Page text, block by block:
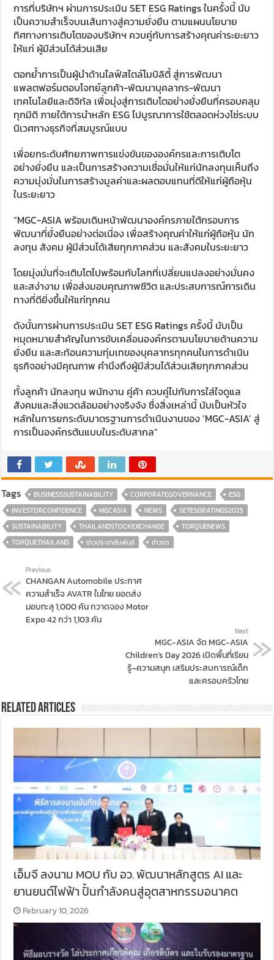
การที่บริษัทฯ ผ่านการประเมิน SET ESG Ratings ในครั้งนี้ นับ
เป็นความสำเร็จบนเส้นทางสู่ความยั่งยืน ตามแผนนโยบาย
ทิศทางการเติบโตของบริษัทฯ ควบคู่กับการสร้างคุณค่าระยะยาว
ให้แก่ ผู้มีส่วนได้ส่วนเสีย
ตอกย้ำการเป็นผู้นำด้านไลฟ์สไตล์โมบิลิตี้ สู่การพัฒนา
แพลตฟอร์มตอบโจทย์ลูกค้า-พัฒนาบุคลากร-พัฒนา
เทคโนโลยีและดิจิทัล เพื่อมุ่งสู่การเติบโตอย่างยั่งยืนที่ครอบคลุม
ทุกมิติ ภายใต้การนำหลัก ESG ไปบูรณาการใช้ตลอดห่วงโซ่ระบบ
นิเวศทางธุรกิจที่สมบูรณ์แบบ
เพื่อยกระดับศักยภาพการแข่งขันขององค์กรและการเติบโต
อย่างยั่งยืน และเป็นการสร้างความเชื่อมั่นให้แก่นักลงทุนเห็นถึง
ความมุ่งมั่นในการสร้างมูลค่าและผลตอบแทนที่ดีให้แก่ผู้ถือหุ้น
ในระยะยาว
“MGC-ASIA พร้อมเดินหน้าพัฒนาองค์กรภายใต้กรอบการ
พัฒนาที่ยั่งยืนอย่างต่อเนื่อง เพื่อสร้างคุณค่าให้แก่ผู้ถือหุ้น นัก
ลงทุน สังคม ผู้มีส่วนได้เสียทุกภาคส่วน และสังคมในระยะยาว
โดยมุ่งมั่นที่จะเติบโตไปพร้อมกับโลกที่เปลี่ยนแปลงอย่างมั่นคง
และสง่างาม เพื่อส่งมอบคุณภาพชีวิต และประสบการณ์การเดิน
ทางที่ดียิ่งขึ้นให้แก่ทุกคน
ดังนั้นการผ่านการประเมิน SET ESG Ratings ครั้งนี้ นับเป็น
หมุดหมายสำคัญในการขับเคลื่อนองค์กรตามนโยบายด้านความ
ยั่งยืน และสะท้อนความทุ่มเทของบุคลากรทุกคนในการดำเนิน
ธุรกิจอย่างมีคุณภาพ คำนึงถึงผู้มีส่วนได้ส่วนเสียทุกภาคส่วน
ทั้งลูกค้า นักลงทุน พนักงาน คู่ค้า ควบคู่ไปกับการใส่ใจดูแล
สังคมและสิ่งแวดล้อมอย่างจริงจัง ซึ่งสิ่งเหล่านี้ นับเป็นหัวใจ
หลักในการยกระดับมาตรฐานการดำเนินงานของ ‘MGC-ASIA’ สู่
การเป็นองค์กรต้นแบบในระดับสากล”
Tags BUSINESSSUSTAINABILITY CORPORATEGOVERNANCE
ESG
INVESTORCONFIDENCE
MGCASIA NEWS
SETESGRATINGS2025
SUSTAINABILITY
THAILANDSTOCKEXCHANGE
TORQUENEWS
TORQUETHAILAND
ข่าวประชาสัมพันธ์ ข่าวรถ
Previous
CHANGAN Automobile ประกาศ
ความสำเร็จ AVATR ในไทย ยอดส่ง
มอบทะลุ 1,000 คัน กวาดจอง Motor
Expo 42 กว่า 1,103 คัน
Next
MGC-ASIA จัด MGC-ASIA
Children’s Day 2026 เปิดพื้นที่เรียน
รู้–ความสนุก เสริมประสบการณ์เด็ก
และครอบครัวไทย
Related Articles
เอ็มจี ลงนาม MOU กับ อว. พัฒนาหลักสูตร AI และ
ยานยนต์ไฟฟ้า ปั้นกำลังคนสู่อุตสาหกรรมอนาคต
February 10, 2026